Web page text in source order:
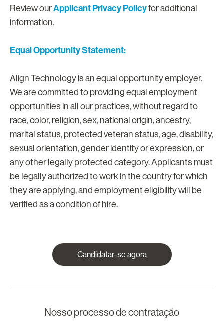
Review ourApplicant Privacy Policyfor additional
information.
Equal Opportunity Statement:
Align Technology is an equal opportunity employer.
We are committed to providing equal employment
opportunities in all our practices, without regard to
race, color, religion, sex, national origin, ancestry,
marital status, protected veteran status, age, disability,
sexual orientation, gender identity or expression, or
any other legally protected category. Applicants must
be legally authorized to work in the country for which
they are applying, and employment eligibility will be
verified as a condition of hire.
Candidatar-se agora
Nosso processo de contratação